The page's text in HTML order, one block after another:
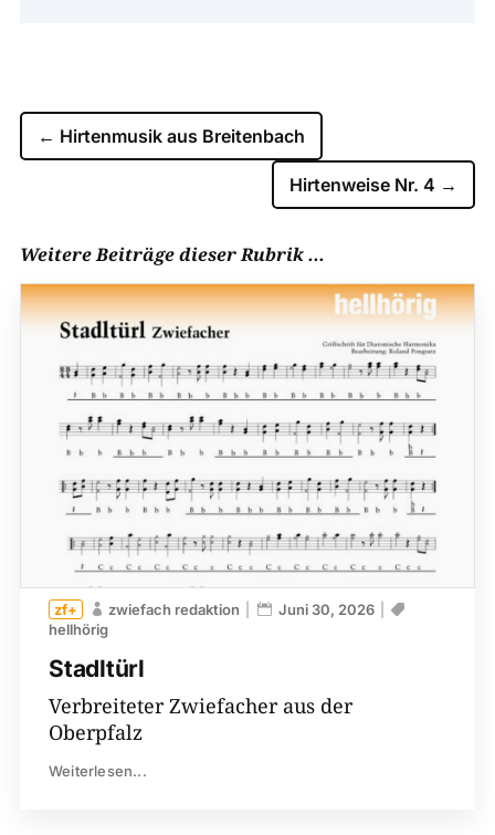
← Hirtenmusik aus Breitenbach
Hirtenweise Nr. 4 →
Weitere Beiträge dieser Rubrik ...
Stadltürl
zwiefach redaktion
Juni 30, 2026
hellhörig
Verbreiteter Zwiefacher aus der
Oberpfalz
Weiterlesen...